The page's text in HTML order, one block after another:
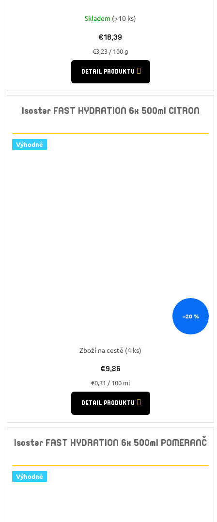
Skladem (>10 ks)
€18,39
Jednotková
cena:
€3,23 / 100 g
DETAIL PRODUKTU
Isostar FAST HYDRATION 6x 500ml CITRON
Výhodné
–20 %
Zboží na cestě (4 ks)
€9,36
Jednotková
cena:
€0,31 / 100 ml
DETAIL PRODUKTU
Isostar FAST HYDRATION 6x 500ml POMERANČ
Výhodné